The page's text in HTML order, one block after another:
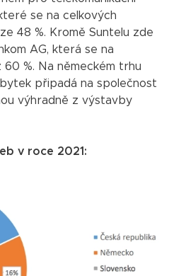
se na celkových
48 %. Kromě Suntelu zde
AG, která se na
%. Na německém trhu
připadá na společnost
výhradně z výstavby
v roce 2021: